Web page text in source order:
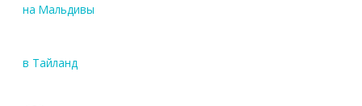
на Мальдивы
в Тайланд